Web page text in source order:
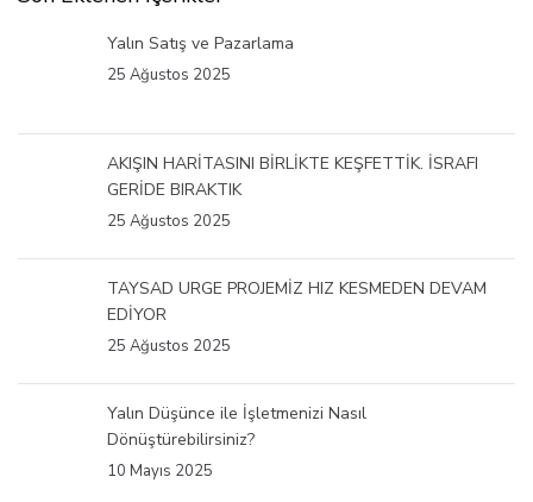
Yalın Satış ve Pazarlama
25 Ağustos 2025
AKIŞIN HARİTASINI BİRLİKTE KEŞFETTİK. İSRAFI
GERİDE BIRAKTIK
25 Ağustos 2025
TAYSAD URGE PROJEMİZ HIZ KESMEDEN DEVAM
EDİYOR
25 Ağustos 2025
Yalın Düşünce ile İşletmenizi Nasıl
Dönüştürebilirsiniz?
10 Mayıs 2025